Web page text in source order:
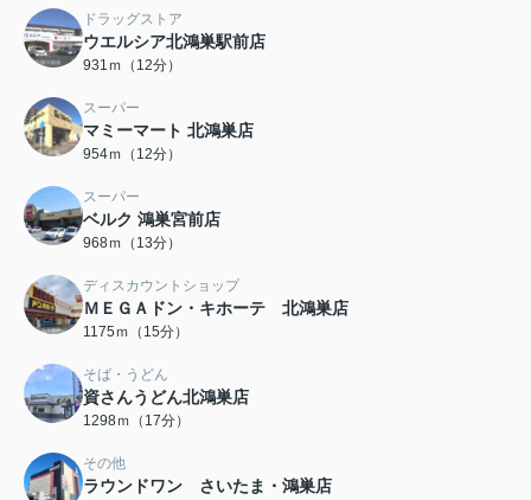
ドラッグストア
ウエルシア北鴻巣駅前店
931ｍ（12分）
スーパー
マミーマート 北鴻巣店
954ｍ（12分）
スーパー
ベルク 鴻巣宮前店
968ｍ（13分）
ディスカウントショップ
ＭＥＧＡドン・キホーテ 北鴻巣店
1175ｍ（15分）
そば・うどん
資さんうどん北鴻巣店
1298ｍ（17分）
その他
ラウンドワン さいたま・鴻巣店